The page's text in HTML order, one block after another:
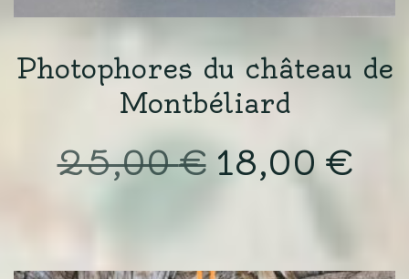
Photophores du château de
Montbéliard
25,00€ Le
18,00 €Le